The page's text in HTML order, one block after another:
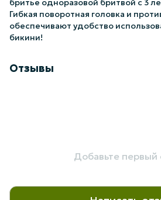
бритье одноразовой бритвой с 3
Гибкая поворотная головка и
обеспечивают удобство
бикини!
Отзывы
Добавьте первый